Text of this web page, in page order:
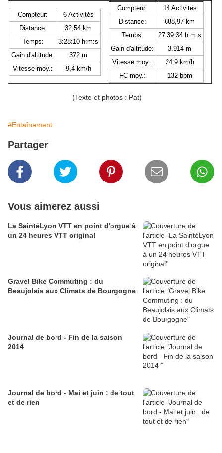
Compteur:
6 Activités
Distance:
32,54 km
Temps:
3:28:10 h:m:s
Gain d'altitude:
372 m
Vitesse moy.:
9,4 km/h
Compteur:
14 Activités
Distance:
688,97 km
Temps:
27:39:34 h:m:s
Gain d'altitude:
3.914 m
Vitesse moy.:
24,9 km/h
FC moy.:
132 bpm
(Texte et photos : Pat)
#Entaînement
Partager
Vous aimerez aussi
La SaintéLyon VTT en point d'orgue à
un 24 heures VTT original
Gravel Bike Commuting : du
Beaujolais aux Climats de Bourgogne
Journal de bord - Fin de la saison
2014
Journal de bord - Mai et juin : de tout
et de rien